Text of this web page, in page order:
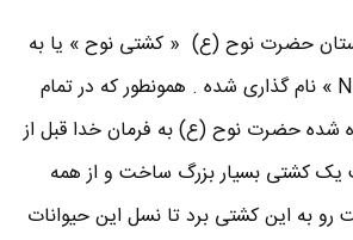
حضرت نوح (ع) « کشتی نوح » یا به
انگلیسی « Noah’s Ark » نام گذاری شده . همونطور که در تمام
شده حضرت نوح (ع) به فرمان خدا قبل از
یک کشتی بسیار بزرگ ساخت و از همه
رو به این کشتی برد تا نسل این حیوانات